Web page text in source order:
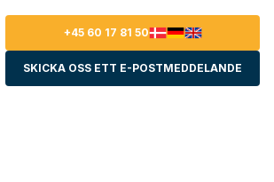
+45 60 17 81 50
SKICKA OSS ETT E-POSTMEDDELANDE